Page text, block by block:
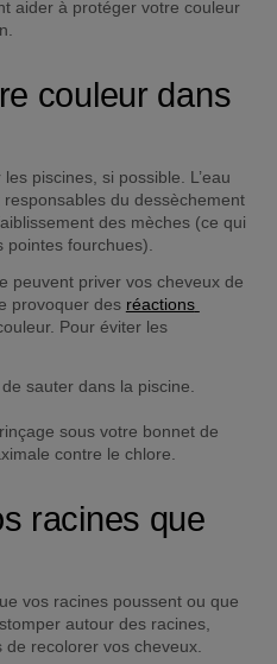
aider à protéger votre couleur
couleur dans
piscines, si possible. L’eau
du dessèchement
des mèches (ce qui
fourchues).
peuvent priver vos cheveux de
provoquer des réactions
Pour éviter les
sauter dans la piscine.
sous votre bonnet de
contre le chlore.
racines que
vos racines poussent ou que
autour des racines,
de recolorer vos cheveux.